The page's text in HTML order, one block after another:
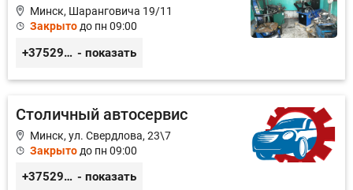
Минск, Шаранговича 19/11
Закрыто до пн 09:00
+375291111065 - показать
Столичный автосервис
Минск, ул. Свердлова, 23\7
Закрыто до пн 09:00
+375293549354 - показать